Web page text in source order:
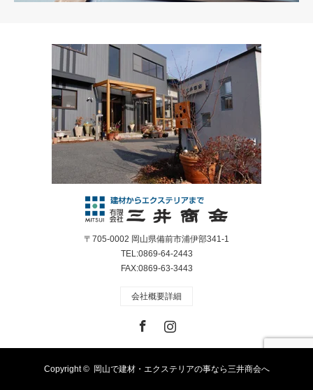
〒705-0002 岡山県備前市浦伊部341-1
TEL:0869-64-2443
FAX:0869-63-3443
会社概要詳細
Copyright © 岡山で建材・エクステリアの事なら三井商会へ